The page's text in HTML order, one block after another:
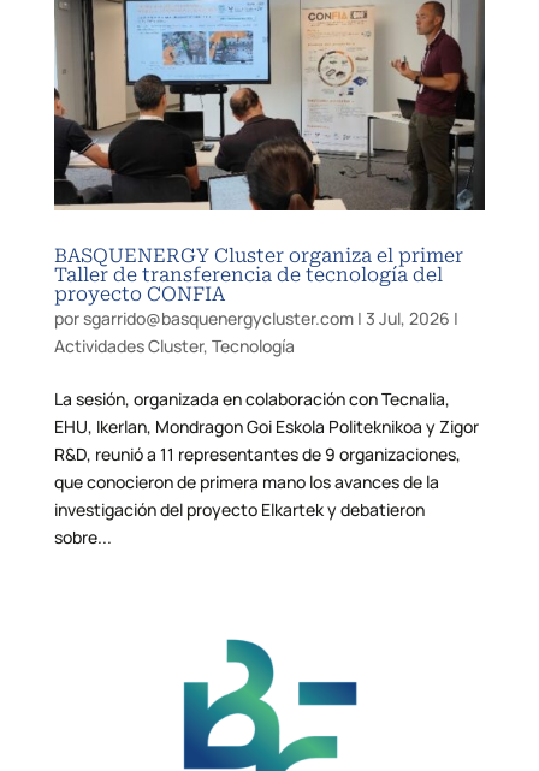
BASQUENERGY Cluster organiza el primer
Taller de transferencia de tecnología del
proyecto CONFIA
porsgarrido@basquenergycluster.com| 3 Jul, 2026 |
Actividades Cluster, Tecnología
La sesión, organizada en colaboración con Tecnalia,
EHU, Ikerlan, Mondragon Goi Eskola Politeknikoa y Zigor
R&D, reunió a 11 representantes de 9 organizaciones,
que conocieron de primera mano los avances de la
investigación del proyecto Elkartek y debatieron
sobre...